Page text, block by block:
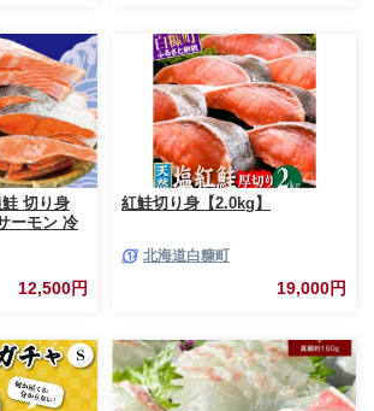
切り身
ーモン 冷
切身 鮭切
サケ 魚 魚
あり 訳あり
るさと納
東洋
12,500円
紅鮭切り身【2.0kg】
北海道白糠町
19,000円